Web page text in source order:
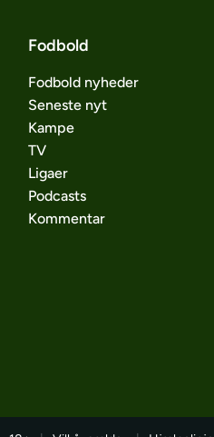
Fodbold
Fodbold nyheder
Seneste nyt
Kampe
TV
Ligaer
Podcasts
Kommentar